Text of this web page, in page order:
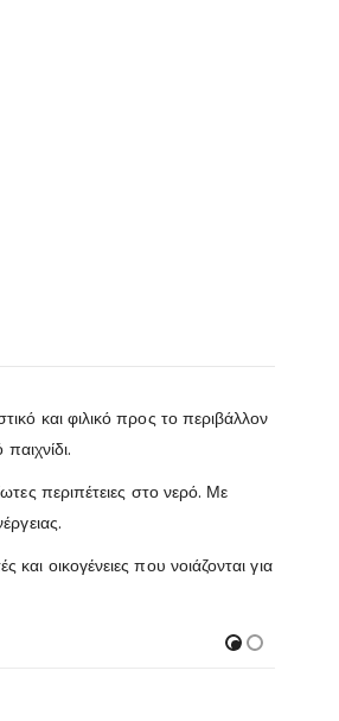
και φιλικό προς το περιβάλλον
περιπέτειες στο νερό. Με
οικογένειες που νοιάζονται για